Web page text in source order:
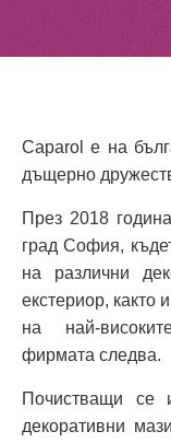
Caparol е на
дъщерно
През 2018
град София,
на различни
екстериор, както
на най-
фирмата следва.
Почистващи се
декоративни